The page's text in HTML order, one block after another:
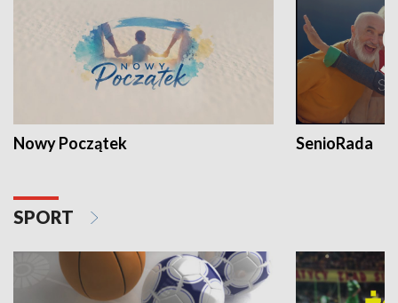
Nowy Początek SenioRada
SPORT